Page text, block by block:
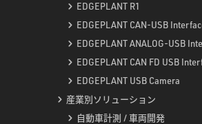
EDGEPLANT R1
EDGEPLANT CAN-USB
EDGEPLANT ANALOG-USB
EDGEPLANT CAN FD USB
EDGEPLANT USB Camera
産業別ソリューション
自動車計測 / 車両開発